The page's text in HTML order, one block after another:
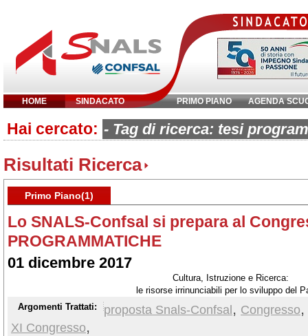
HOME SINDACATO PRIMO PIANO AGENDA
Inserisci parola chiave:
Hai cercato: - Tag di ricerca: tesi
Risultati Ricerca
Primo Piano(1)
Lo SNALS-Confsal si prepara al
PROGRAMMATICHE
01 dicembre 2017
Cultura, Istruzione e Ricerca:
le risorse irrinunciabili per lo sviluppo del
L'AUTONOMIA SINDACALE PER LA LIBERTÀ E
DELLA SCUOLA, DELL'AFAM, DELL'UNIVERSITÀ E
Argomenti Trattati: proposta Snals-Confsal, Congresso,
XI Congresso,